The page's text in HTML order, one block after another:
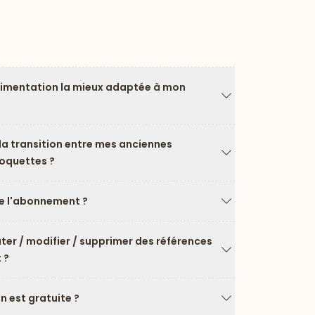
la mieux adaptée à mon
transition entre mes anciennes
?
l'abonnement ?
Flèche vers le
/ modifier / supprimer des références
est gratuite ?